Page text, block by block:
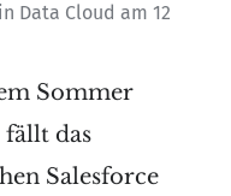
in Data Cloud am 12
Sommer
fällt das
Salesforce